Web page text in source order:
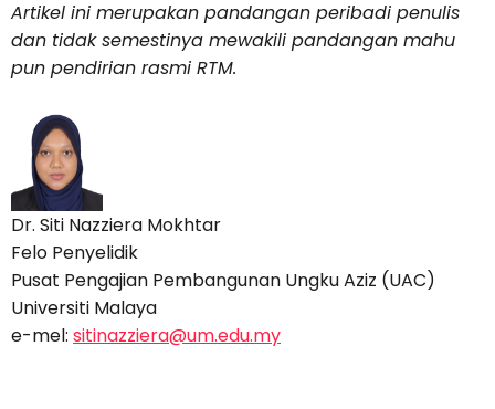
Artikel ini merupakan pandangan peribadi penulis
dan tidak semestinya mewakili pandangan mahu
pun pendirian rasmi RTM.
Dr. Siti Nazziera Mokhtar
Felo Penyelidik
Pusat Pengajian Pembangunan Ungku Aziz (UAC)
Universiti Malaya
e-mel: sitinazziera@um.edu.my